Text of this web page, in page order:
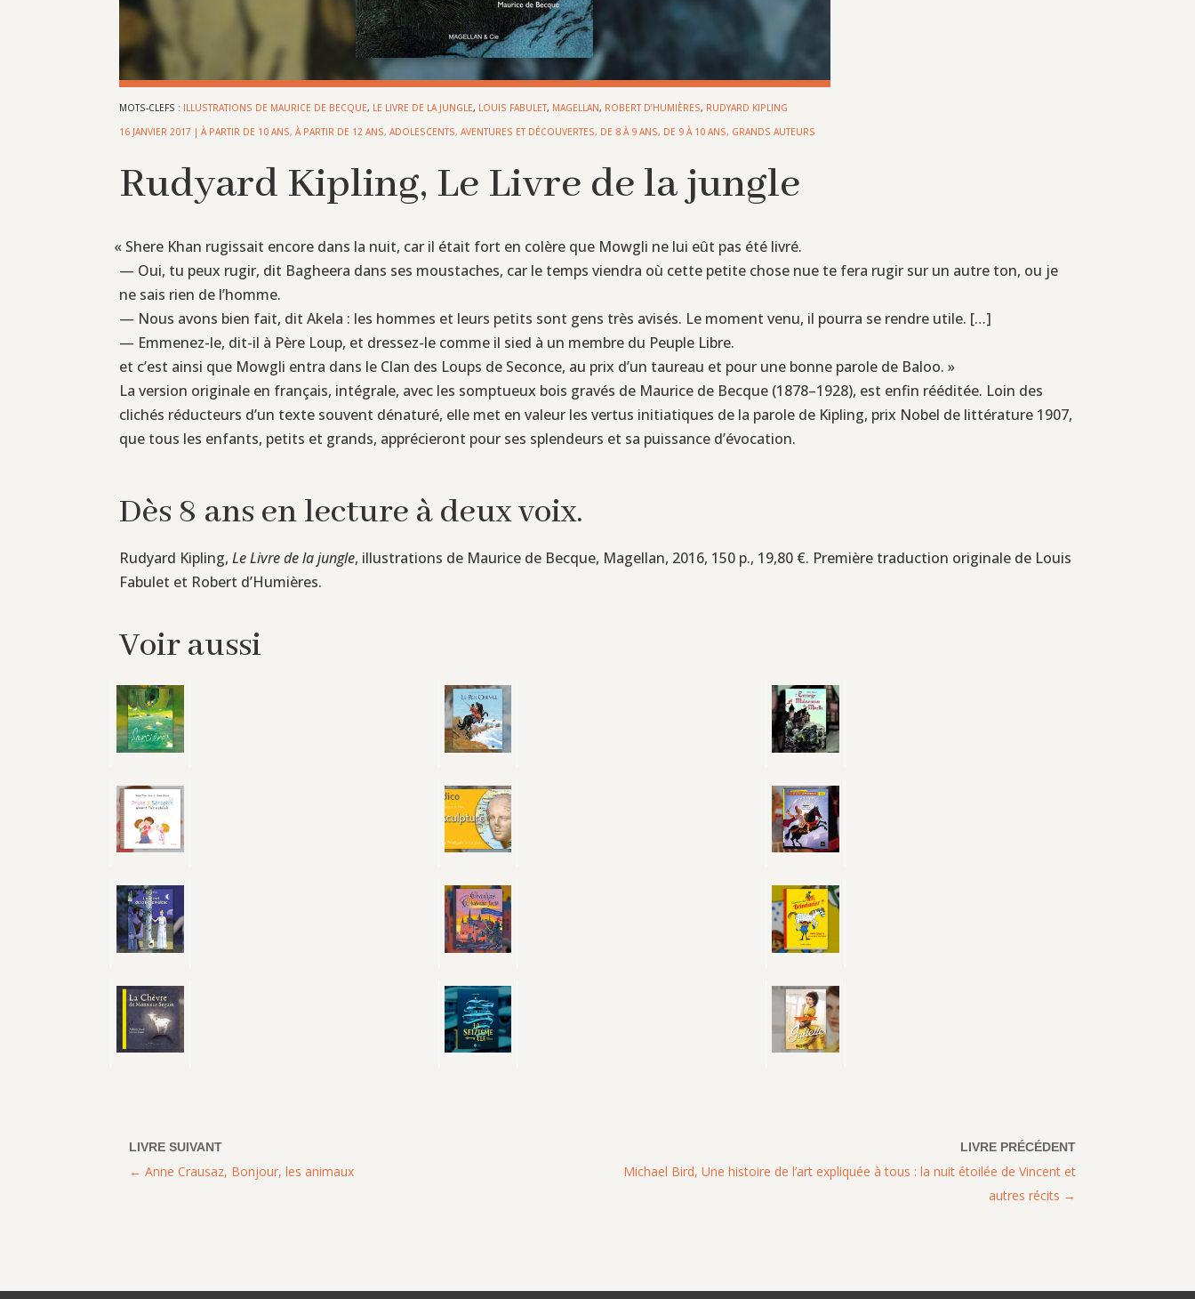
MOTS-CLEFS : ILLUSTRATIONS DE MAURICE DE BECQUE, LE LIVRE DE LA JUNGLE, LOUIS FABULET, MAGELLAN, ROBERT D’HUMIÈRES, RUDYARD KIPLING
16 JANVIER 2017 |À PARTIR DE 10 ANS,À PARTIR DE 12 ANS,ADOLESCENTS,AVENTURES ET DÉCOUVERTES, DE 8 À 9 ANS, DE 9 À 10 ANS, GRANDS AUTEURS
Rudyard Kipling, Le Livre de la jungle
« Shere Khan rugissait encore dans la nuit, car il était fort en colère que Mowgli ne lui eût pas été livré.
— Oui, tu peux rugir, dit Bagheera dans ses moustaches, car le temps viendra où cette petite chose nue te fera rugir sur un autre ton, ou je
ne sais rien de l’homme.
— Nous avons bien fait, dit Akela : les hommes et leurs petits sont gens très avisés. Le moment venu, il pourra se rendre utile. […]
— Emmenez-le, dit-il à Père Loup, et dressez-le comme il sied à un membre du Peuple Libre.
et c’est ainsi que Mowgli entra dans le Clan des Loups de Seconce, au prix d’un taureau et pour une bonne parole de Baloo. »
La version originale en français, intégrale, avec les somptueux bois gravés de Maurice de Becque (1878–1928), est enfin rééditée. Loin des
clichés réducteurs d’un texte souvent dénaturé, elle met en valeur les vertus initiatiques de la parole de Kipling, prix Nobel de littérature 1907,
que tous les enfants, petits et grands, apprécieront pour ses splendeurs et sa puissance d’évocation.
Dès 8 ans en lecture à deux voix.
Rudyard Kipling,Le Livre de la jungle, illustrations de Maurice de Becque, Magellan, 2016, 150 p., 19,80 €. Première traduction originale de Louis
Fabulet et Robert d’Humières.
Voir aussi
Michael Bird, Une histoire de l’art expliquée à tous : la nuit étoilée de Vincent et
autres récits
Anne Crausaz, Bonjour, les animaux